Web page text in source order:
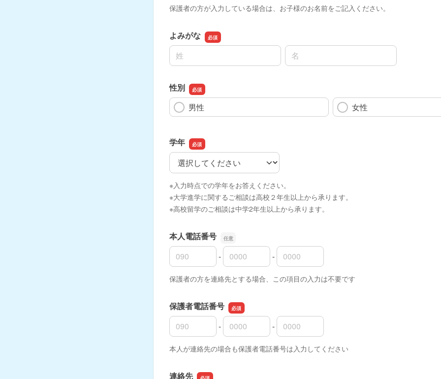
保護者の方が入力している場合は、お子様のお名前をご記入ください。
よみがな
名前の姓
名前の名
性別
男性
女性
学年
学年
※入力時点での学年をお答えください。
※大学進学に関するご相談は高校２年生以上から承ります。
※高校留学のご相談は中学2年生以上から承ります。
本人電話番号
本人電話番号の市外局番
-
本人電話番号の市内局番 -
本人電話番号の加入者番号
保護者の方を連絡先とする場合、この項目の入力は不要です
保護者電話番号
保護者電話番号の市外局番
-
保護者電話番号の市内局番 -
保護者電話番号の加入者番号
本人が連絡先の場合も保護者電話番号は入力してください
連絡先